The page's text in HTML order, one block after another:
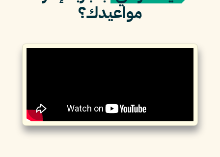
مواعيدك؟